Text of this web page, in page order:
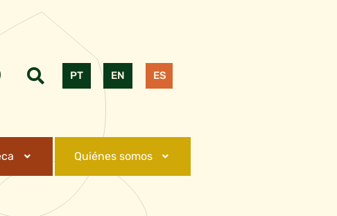
PT EN ES
Quiénes somos